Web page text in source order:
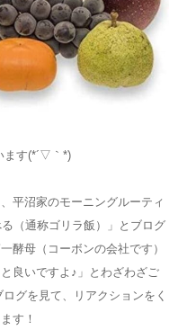
ます(*´▽｀*)
平沼家のモーニングルーティ
（通称ゴリラ飯）」とブログ
酵母（コーボンの会社です）
良いですよ♪」とわざわざご
グを見て、リアクションをく
す！